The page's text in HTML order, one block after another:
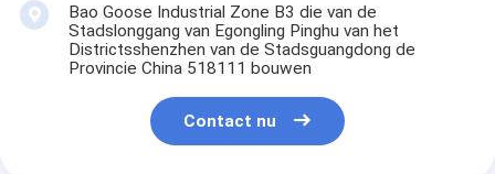
Bao Goose Industrial Zone B3 die van de
Stadslonggang van Egongling Pinghu van het
Districtsshenzhen van de Stadsguangdong de
Provincie China 518111 bouwen
Contact nu